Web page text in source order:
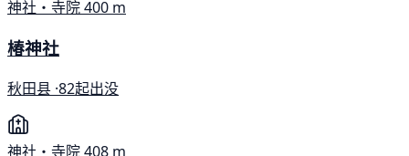
神社・寺院400 m
椿神社
秋田县 ·82起出没
神社・寺院408 m